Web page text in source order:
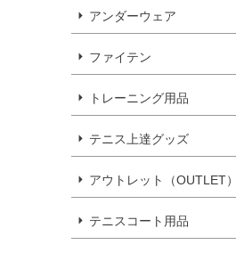
アンダーウェア
ファイテン
トレーニング用品
テニス上達グッズ
アウトレット（OUTLET）
テニスコート用品